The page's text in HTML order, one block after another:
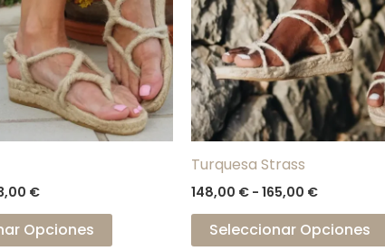
€
Opciones
Las
opciones
se
pueden
elegir
en
Turquesa Strass
148,00 € - 165,00 €
Seleccionar Opciones